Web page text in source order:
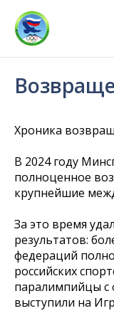
Хроника
В 2024 году
полноценное
крупнейшие
За это время
результатов:
федераций
российских
паралимпийцы с
выступили на